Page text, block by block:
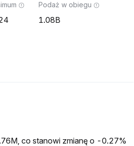
Podaż w obiegu
1.08B
co stanowi zmianę o -0.27%